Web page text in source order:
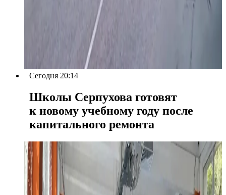
Сегодня 20:14
Школы Серпухова готовят
к новому учебному году после
капитального ремонта